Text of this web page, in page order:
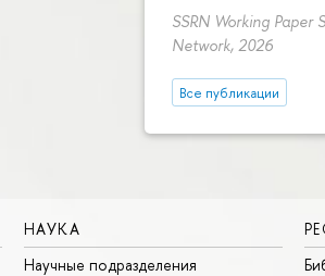
SSRN Working Paper
Network, 2026
Все публикации
НАУКА
Научные подразделения